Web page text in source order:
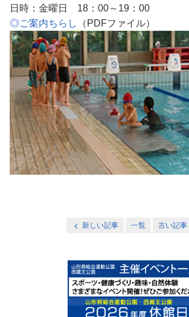
日時：金曜日 18：00～19
◎ご案内ちらし （PDFファイル）
新しい記事 一覧 古い記事